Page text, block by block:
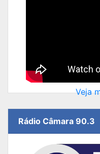
Veja
Rádio Câmara 90.3